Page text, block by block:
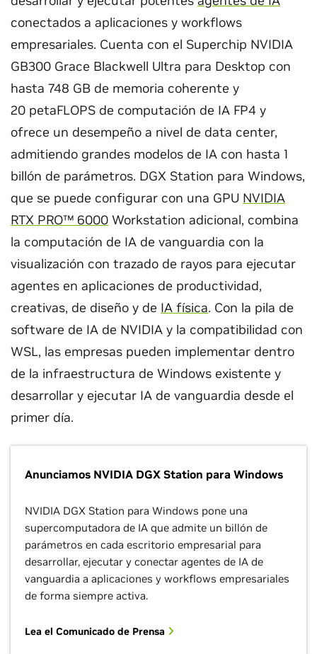
conectados a aplicaciones y workflows
empresariales. Cuenta con el Superchip NVIDIA
GB300 Grace Blackwell Ultra para Desktop con
hasta 748 GB de memoria coherente y
20 petaFLOPS de computación de IA FP4 y
ofrece un desempeño a nivel de data center,
admitiendo grandes modelos de IA con hasta 1
billón de parámetros. DGX Station para Windows,
que se puede configurar con una GPU NVIDIA
RTX PRO™ 6000 Workstation adicional, combina
la computación de IA de vanguardia con la
visualización con trazado de rayos para ejecutar
agentes en aplicaciones de productividad,
creativas, de diseño y de IA física. Con la pila de
software de IA de NVIDIA y la compatibilidad con
WSL, las empresas pueden implementar dentro
de la infraestructura de Windows existente y
desarrollar y ejecutar IA de vanguardia desde el
primer día.
Anunciamos NVIDIA DGX Station para Windows
NVIDIA DGX Station para Windows pone una
supercomputadora de IA que admite un billón de
parámetros en cada escritorio empresarial para
desarrollar, ejecutar y conectar agentes de IA de
vanguardia a aplicaciones y workflows empresariales
de forma siempre activa.
Lea el Comunicado de Prensa